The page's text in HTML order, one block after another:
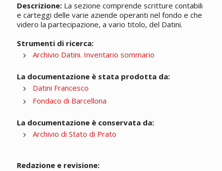
Descrizione:La sezione comprende scritture contabili
e carteggi delle varie aziende operanti nel fondo e che
videro la partecipazione, a vario titolo, del Datini.
Strumenti di ricerca:
Archivio Datini. Inventario sommario
La documentazione è stata prodotta da:
Datini Francesco
Fondaco di Barcellona
La documentazione è conservata da:
Archivio di Stato di Prato
Redazione e revisione: